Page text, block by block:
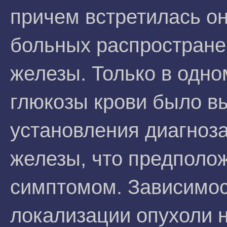
причем встретилась
больных
железы. Только в
глюкозы крови было
установления
железы, что
симптомом.
локализации опухоли